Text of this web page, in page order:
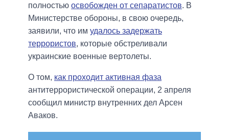
полностью освобожден от сепаратистов. В
Министерстве обороны, в свою очередь,
заявили, что им удалось задержать
террористов, которые обстреливали
украинские военные вертолеты.
О том, как проходит активная фаза
антитеррористической операции, 2 апреля
сообщил министр внутренних дел Арсен
Аваков.